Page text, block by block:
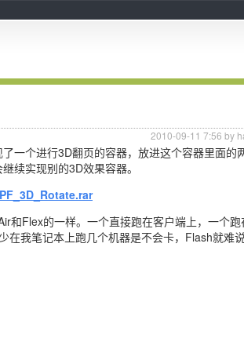
2010-09-11 7:56 by
一个进行3D翻页的容器，放进这个容器里面的
续实现别的3D效果容器。
和Flex的一样。一个直接跑在客户端上，一个
在我笔记本上跑几个机器是不会卡，Flash就难